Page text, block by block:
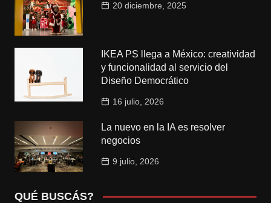
20 diciembre, 2025
IKEA PS llega a México: creatividad
y funcionalidad al servicio del
Diseño Democrático
16 julio, 2026
La nuevo en la IA es resolver
negocios
9 julio, 2026
QUÉ BUSCÁS?